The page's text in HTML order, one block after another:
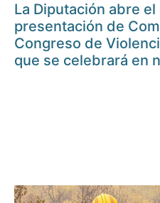
La Diputación abre el
presentación de
Congreso de
que se celebrará en